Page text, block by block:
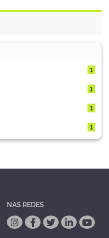
1
1
1
1
NAS REDES